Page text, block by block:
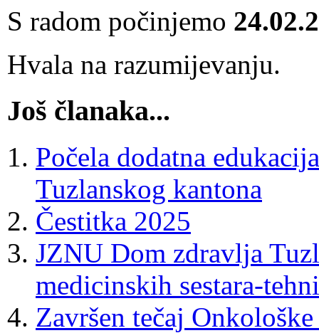
S radom počinjemo
Hvala na razumijevanju.
Još članaka...
Počela dodatna
Tuzlanskog kantona
Čestitka 2025
JZNU Dom zdravlja
medicinskih sestara-
Završen tečaj